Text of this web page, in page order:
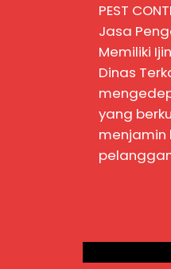
PEST
Jasa
Memiliki
Dinas
yang
menjamin